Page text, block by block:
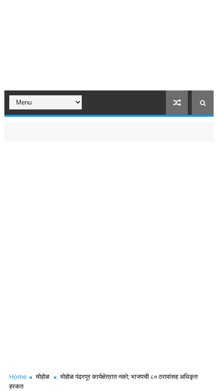
Home मोहोळ
मोहोळ पंढरपूर कार्यक्षेत्रात नको; भाजपची ८० ठरावांसह अधिकृत
हरकत